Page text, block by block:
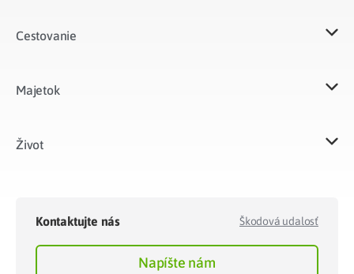
Cestovanie
Majetok​
Život​
Kontaktujte nás Škodová udalosť
Napíšte nám